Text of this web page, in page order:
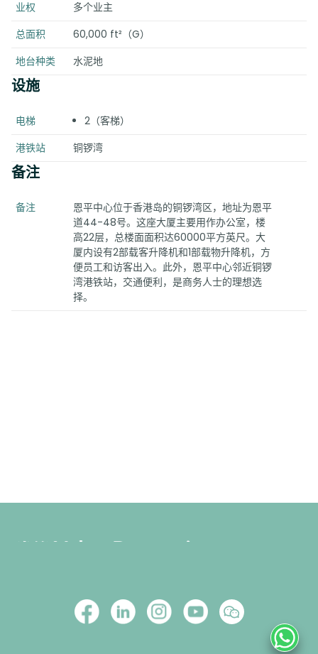
业权
多个业主
总面积
60,000 ft²（G）
地台种类
水泥地
设施
电梯
2（客梯）
港铁站
铜锣湾
备注
备注
恩平中心位于香港岛的铜锣湾区，地址为恩平
道44-48号。这座大厦主要用作办公室，楼
高22层，总楼面面积达60000平方英尺。大
厦内设有2部载客升降机和1部载物升降机，方
便员工和访客出入。此外，恩平中心邻近铜锣
湾港铁站，交通便利，是商务人士的理想选
择。